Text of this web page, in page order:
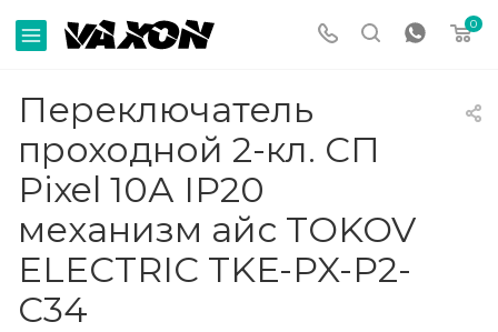
0
Переключатель
проходной 2-кл. СП
Pixel 10А IP20
механизм айс TOKOV
ELECTRIC TKE-PX-P2-
C34